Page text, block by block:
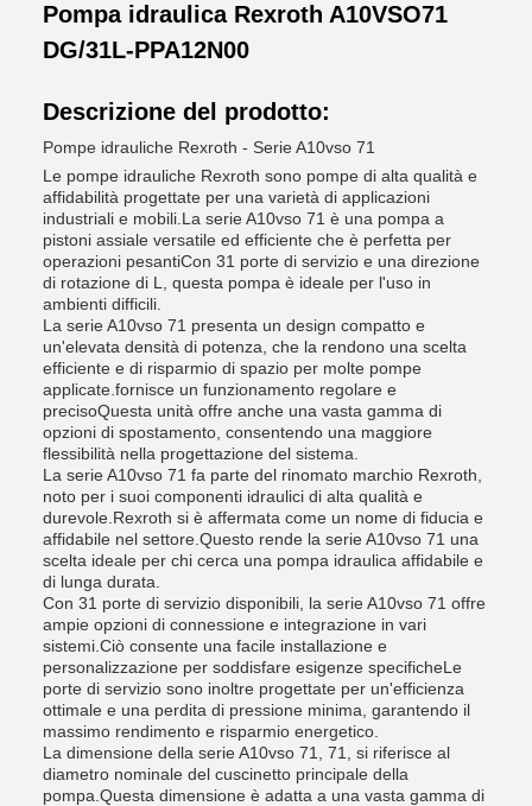
Pompa idraulica Rexroth A10VSO71
DG/31L-PPA12N00
Descrizione del prodotto:
Pompe idrauliche Rexroth - Serie A10vso 71
Le pompe idrauliche Rexroth sono pompe di alta qualità e
affidabilità progettate per una varietà di applicazioni
industriali e mobili.La serie A10vso 71 è una pompa a
pistoni assiale versatile ed efficiente che è perfetta per
operazioni pesantiCon 31 porte di servizio e una direzione
di rotazione di L, questa pompa è ideale per l'uso in
ambienti difficili.
La serie A10vso 71 presenta un design compatto e
un'elevata densità di potenza, che la rendono una scelta
efficiente e di risparmio di spazio per molte pompe
applicate.fornisce un funzionamento regolare e
precisoQuesta unità offre anche una vasta gamma di
opzioni di spostamento, consentendo una maggiore
flessibilità nella progettazione del sistema.
La serie A10vso 71 fa parte del rinomato marchio Rexroth,
noto per i suoi componenti idraulici di alta qualità e
durevole.Rexroth si è affermata come un nome di fiducia e
affidabile nel settore.Questo rende la serie A10vso 71 una
scelta ideale per chi cerca una pompa idraulica affidabile e
di lunga durata.
Con 31 porte di servizio disponibili, la serie A10vso 71 offre
ampie opzioni di connessione e integrazione in vari
sistemi.Ciò consente una facile installazione e
personalizzazione per soddisfare esigenze specificheLe
porte di servizio sono inoltre progettate per un'efficienza
ottimale e una perdita di pressione minima, garantendo il
massimo rendimento e risparmio energetico.
La dimensione della serie A10vso 71, 71, si riferisce al
diametro nominale del cuscinetto principale della
pompa.Questa dimensione è adatta a una vasta gamma di